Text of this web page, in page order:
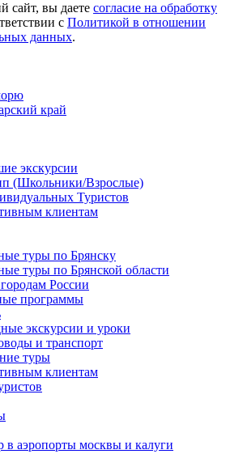
сайт, вы даете согласие на обработку
с Политикой в отношении
данных.
край
экскурсии
(Школьники/Взрослые)
Туристов
клиентам
туры по Брянску
туры по Брянской области
России
программы
экскурсии и уроки
и транспорт
туры
клиентам
в аэропорты москвы и калуги